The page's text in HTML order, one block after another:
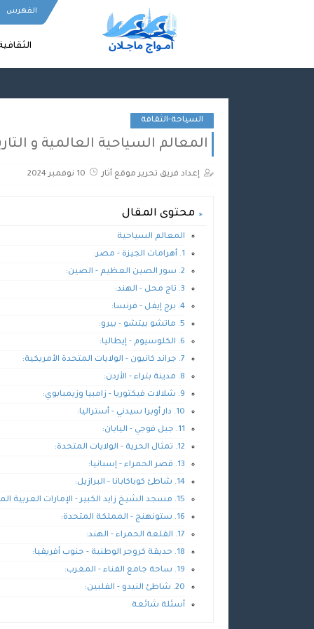
الفهرس
السياحة-الثقافة
المعالم السياحية العالمية و
إعداد فريق تحرير موقع أثار 10 نوفمبر 2024
محتوى المقال
المعالم السياحية
1. أهرامات الجيزة - مصر:
2. سور الصين العظيم - الصين:
3. تاج محل - الهند:
4. برج إيفل - فرنسا:
5. ماتشو بيتشو - بيرو:
6. الكلوسيوم - إيطاليا:
7. جراند كانيون - الولايات المتحدة الأمريكية:
8. مدينة بتراء - الأردن:
9. شلالات فيكتوريا - زامبيا وزيمبابوي:
10. دار أوبرا سيدني - أستراليا:
11. جبل فوجي - اليابان:
12. تمثال الحرية - الولايات المتحدة:
13. قصر الحمراء - إسبانيا:
14. شاطئ كوباكابانا - البرازيل:
15. مسجد الشيخ زايد الكبير - الإمارات العربية المتحدة:
16. ستونهنج - المملكة المتحدة:
17. القلعة الحمراء - الهند:
18. حديقة كروجر الوطنية - جنوب أفريقيا:
19. ساحة جامع الفناء - المغرب:
20. شاطئ النيدو - الفلبين:
أسئلة شائعة